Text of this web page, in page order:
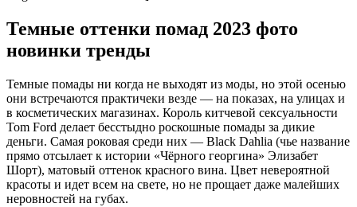
Темные оттенки помад 2023 фото
новинки тренды
Темные помады ни когда не выходят из моды, но этой осенью
они встречаются практичеки везде — на показах, на улицах и
в косметических магазинах. Король китчевой сексуальности
Tom Ford делает бесстыдно роскошные помады за дикие
деньги. Самая роковая среди них — Black Dahlia (чье название
прямо отсылает к истории «Чёрного георгина» Элизабет
Шорт), матовый оттенок красного вина. Цвет невероятной
красоты и идет всем на свете, но не прощает даже малейших
неровностей на губах.